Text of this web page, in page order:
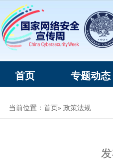
首页 专题动态
当前位置： 首页 » 政策法规